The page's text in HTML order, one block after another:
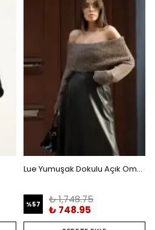
Lue Yumuşak Dokulu Açık Omuzlu Kazak
%57
₺ 1,748.75
₺ 748.95